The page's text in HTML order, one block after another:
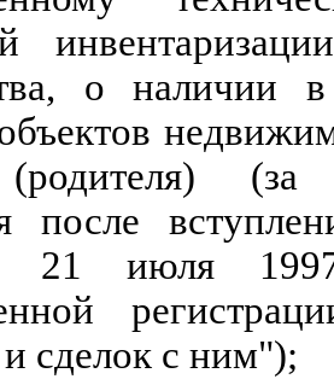
о наличии
(родителя) (за
после
21 июля
сделок с ним");